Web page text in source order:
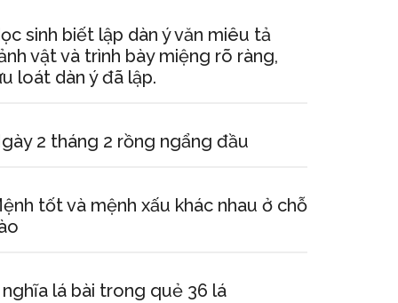
sinh biết lập dàn ý văn miêu tả
vật và trình bày miệng rõ ràng,
loát dàn ý đã lập.
2 tháng 2 rồng ngẩng đầu
tốt và mệnh xấu khác nhau ở chỗ
nghĩa lá bài trong quẻ 36 lá